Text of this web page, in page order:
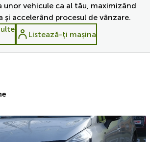
unor vehicule ca al tău, maximizând
și accelerând procesul de vânzare.
Listează-ți mașina